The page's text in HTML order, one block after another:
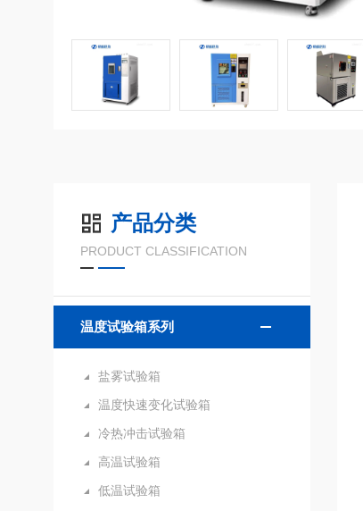
产品分类
PRODUCT CLASSIFICATION
温度试验箱系列
盐雾试验箱
温度快速变化试验箱
冷热冲击试验箱
高温试验箱
低温试验箱